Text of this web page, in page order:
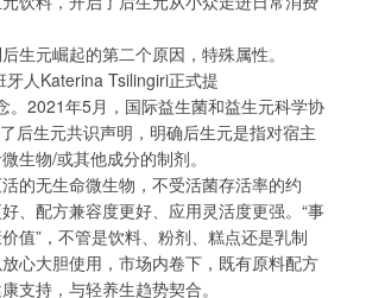
生元崛起的第二个原因，特殊属性。
牙人Katerina Tsilingiri正式提
。2021年5月，国际益生菌和益生元科学协
后生元共识声明，明确后生元是指对宿主
生物/或其他成分的制剂。
的无生命微生物，不受活菌存活率的约
、配方兼容度更好、应用灵活度更强。“事
值”，不管是饮料、粉剂、糕点还是乳制
心大胆使用，市场内卷下，既有原料配方
支持，与轻养生趋势契合。